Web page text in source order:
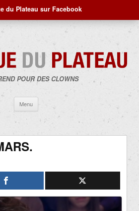
du Plateau sur Facebook
POUR DES CLOWNS
Menu
contenu